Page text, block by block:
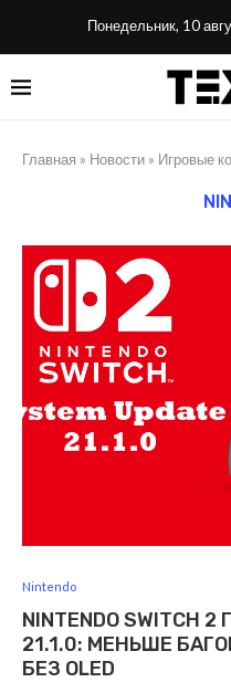
Понедельник, 10
Главная » Новости » Игровые
Nintendo
NINTENDO
21.1.0: МЕНЬШЕ
БЕЗ OLED